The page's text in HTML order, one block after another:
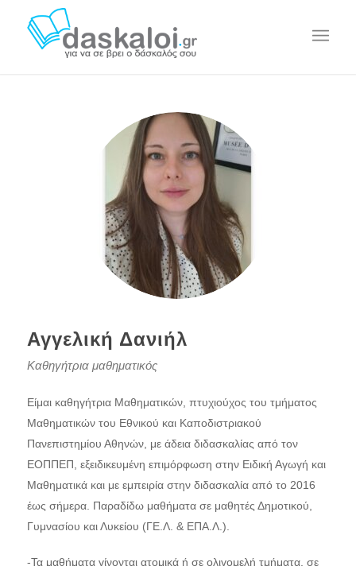
Αγγελική Δανιήλ
Καθηγήτρια μαθηματικός
Είμαι καθηγήτρια Μαθηματικών, πτυχιούχος του τμήματος
Μαθηματικών του Εθνικού και Καποδιστριακού
Πανεπιστημίου Αθηνών, με άδεια διδασκαλίας από τον
ΕΟΠΠΕΠ, εξειδικευμένη επιμόρφωση στην Ειδική Αγωγή και
Μαθηματικά και με εμπειρία στην διδασκαλία από το 2016
έως σήμερα. Παραδίδω μαθήματα σε μαθητές Δημοτικού,
Γυμνασίου και Λυκείου (ΓΕ.Λ. & ΕΠΑ.Λ.).
-Τα μαθήματα γίνονται ατομικά ή σε ολιγομελή τμήματα, σε